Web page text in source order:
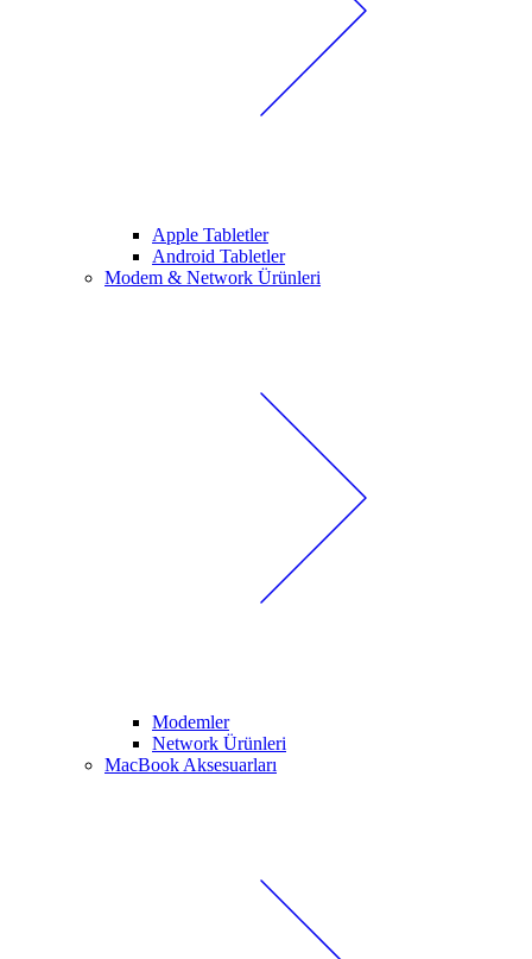
Apple Tabletler
Android Tabletler
Modem & Network Ürünleri
Modemler
Network Ürünleri
MacBook Aksesuarları